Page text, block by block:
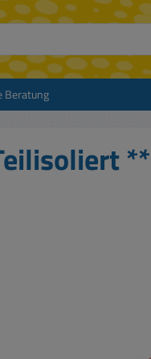
Beratung